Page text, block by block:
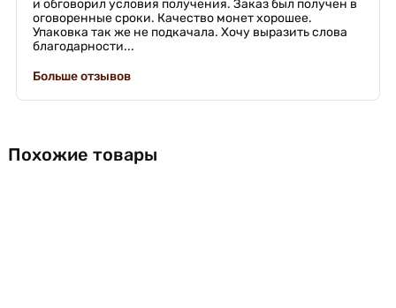
и обговорил условия получения. Заказ был получен в
оговоренные сроки. Качество монет хорошее.
Упаковка так же не подкачала. Хочу выразить слова
благодарности...
Больше отзывов
Похожие товары